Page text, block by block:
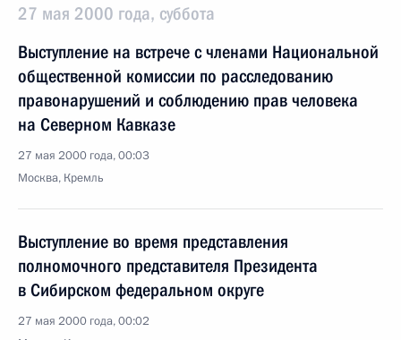
27 мая 2000 года, суббота
Выступление на встрече с членами Национальной
общественной комиссии по расследованию
правонарушений и соблюдению прав человека
на Северном Кавказе
27 мая 2000 года, 00:03
Москва, Кремль
Выступление во время представления
полномочного представителя Президента
в Сибирском федеральном округе
27 мая 2000 года, 00:02